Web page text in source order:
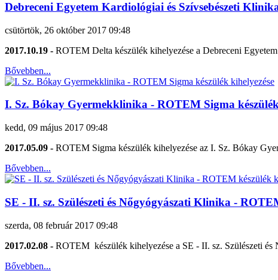
Debreceni Egyetem Kardiológiai és Szívsebészeti
csütörtök, 26 október 2017 09:48
2017.10.19 - ROTEM Delta készülék kihelyezése a Debreceni
Bővebben...
I. Sz. Bókay Gyermekklinika - ROTEM Sigma készülék
kedd, 09 május 2017 09:48
2017.05.09 - ROTEM Sigma készülék kihelyezése az I. Sz. Bókay
Bővebben...
SE - II. sz. Szülészeti és Nőgyógyászati Klinika -
szerda, 08 február 2017 09:48
2017.02.08 - ROTEM készülék kihelyezése a SE - II. sz. Szülészeti és
Bővebben...